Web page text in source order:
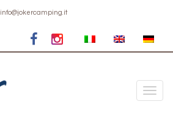
info@jokercamping.it
Toggle